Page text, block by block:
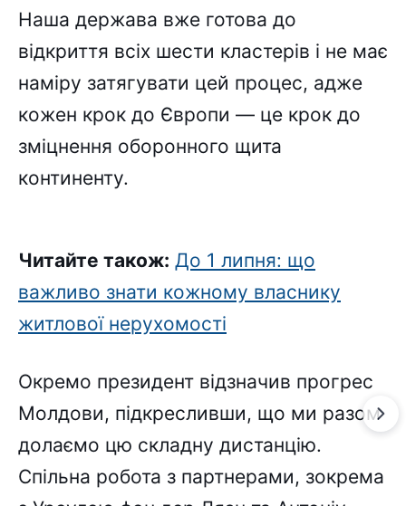
Наша держава вже готова до
відкриття всіх шести кластерів і не має
наміру затягувати цей процес, адже
кожен крок до Європи — це крок до
зміцнення оборонного щита
континенту.
Читайте також: До 1 липня: що
важливо знати кожному власнику
житлової нерухомості
Окремо президент відзначив прогрес
Молдови, підкресливши, що ми разом
долаємо цю складну дистанцію.
Спільна робота з партнерами, зокрема